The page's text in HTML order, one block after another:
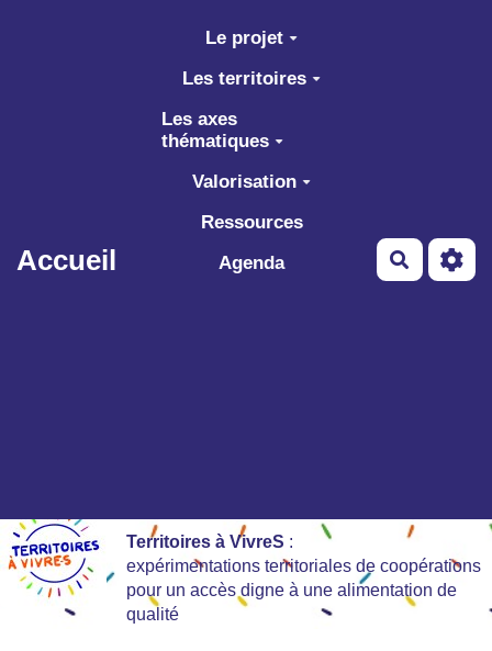
Aller au contenu principal
Accueil
Le projet
Les territoires
Les axes
thématiques
Valorisation
Ressources
Agenda
Territoires à VivreS :
expérimentations territoriales de coopérations
pour un accès digne à une alimentation de
qualité